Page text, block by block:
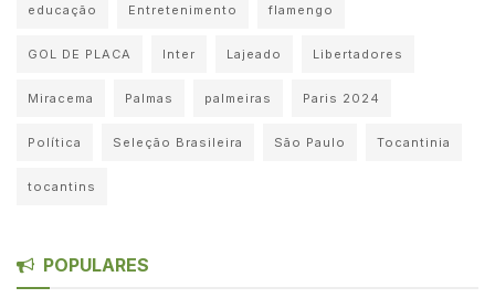
educação Entretenimento flamengo
GOL DE PLACA Inter Lajeado Libertadores
Miracema Palmas palmeiras Paris 2024
Política Seleção Brasileira São Paulo Tocantinia
tocantins
POPULARES